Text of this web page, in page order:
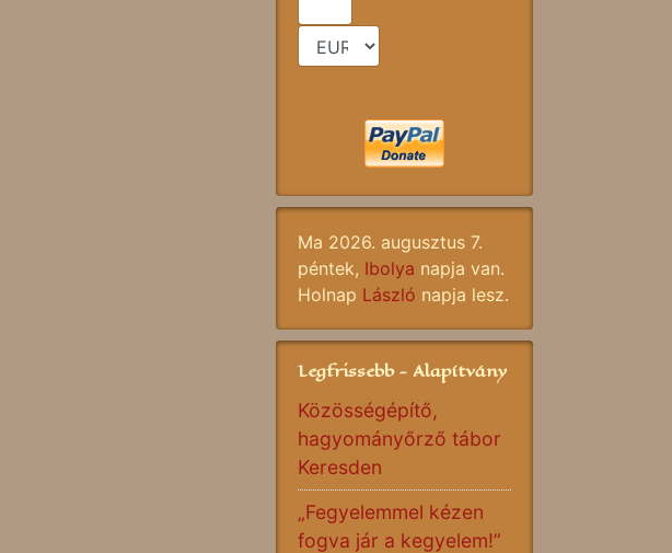
Ma 2026. augusztus 7.
péntek, Ibolya napja van.
Holnap László napja lesz.
Legfrissebb - Alapítvány
Közösségépítő,
hagyományőrző tábor
Keresden
„Fegyelemmel kézen
fogva jár a kegyelem!”